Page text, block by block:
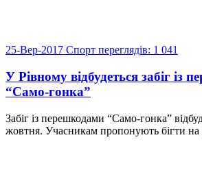
25-Вер-2017 Спорт переглядів: 1 041
У Рівному відбудеться забіг із
“Само-гонка”
Забіг із перешкодами “Само-гонка”
жовтня. Учасникам пропонують бігти на